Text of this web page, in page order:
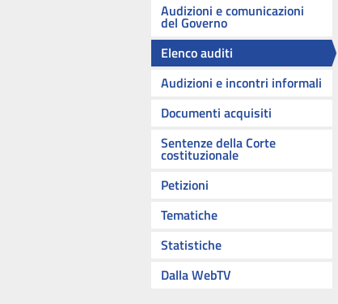
Audizioni e comunicazioni
del Governo
Elenco auditi
Audizioni e incontri informali
Documenti acquisiti
Sentenze della Corte
costituzionale
Petizioni
Tematiche
Statistiche
Dalla WebTV